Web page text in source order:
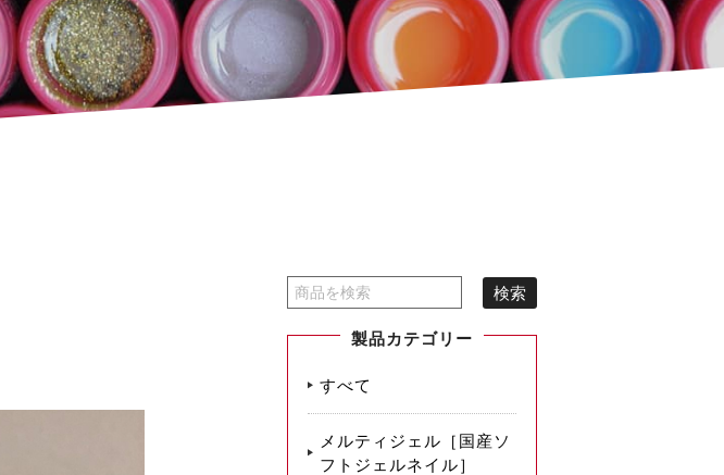
製品カテゴリー
すべて
メルティジェル［国産ソ
フトジェルネイル］